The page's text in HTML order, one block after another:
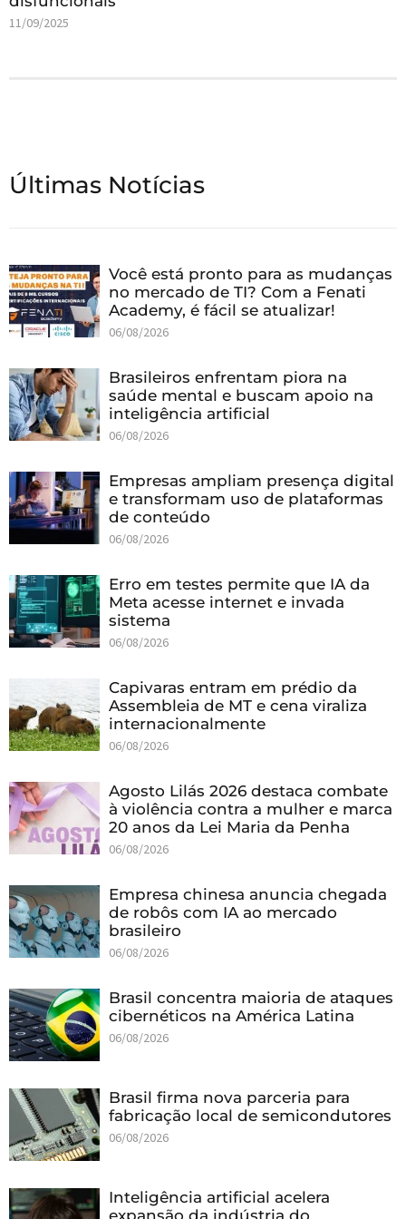
11/09/2025
Últimas Notícias
Você está pronto para as mudanças
no mercado de TI? Com a Fenati
Academy, é fácil se atualizar!
06/08/2026
Brasileiros enfrentam piora na
saúde mental e buscam apoio na
inteligência artificial
06/08/2026
Empresas ampliam presença digital
e transformam uso de plataformas
de conteúdo
06/08/2026
Erro em testes permite que IA da
Meta acesse internet e invada
sistema
06/08/2026
Capivaras entram em prédio da
Assembleia de MT e cena viraliza
internacionalmente
06/08/2026
Agosto Lilás 2026 destaca combate
à violência contra a mulher e marca
20 anos da Lei Maria da Penha
06/08/2026
Empresa chinesa anuncia chegada
de robôs com IA ao mercado
brasileiro
06/08/2026
Brasil concentra maioria de ataques
cibernéticos na América Latina
06/08/2026
Brasil firma nova parceria para
fabricação local de semicondutores
06/08/2026
Inteligência artificial acelera